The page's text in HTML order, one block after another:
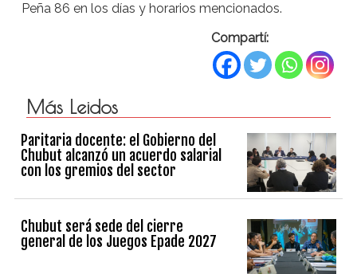
Peña 86 en los días y horarios mencionados.
Compartí:
Más Leidos
Paritaria docente: el Gobierno del
Chubut alcanzó un acuerdo salarial
con los gremios del sector
Chubut será sede del cierre
general de los Juegos Epade 2027